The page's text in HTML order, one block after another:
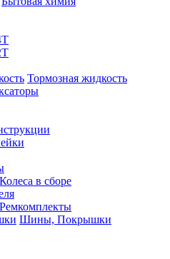
Тормозная жидкость
Колеса в сборе
Ремкомплекты
Шины, Покрышки